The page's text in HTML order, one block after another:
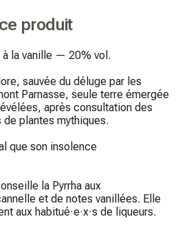
produit
à la vanille — 20% vol.
sauvée du déluge par les
Parnasse, seule terre émergée
après consultation des
plantes mythiques.
que son insolence
la Pyrrha aux
et de notes vanillées. Elle
aux habitué·e·x·s de liqueurs.